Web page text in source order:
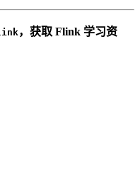
，获取 Flink 学习资